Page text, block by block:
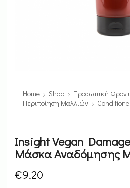
Home Shop
Προσωπική
Περιποίηση Μαλλιών
Insight Vegan
Μάσκα Αναδόμησης
€9.20